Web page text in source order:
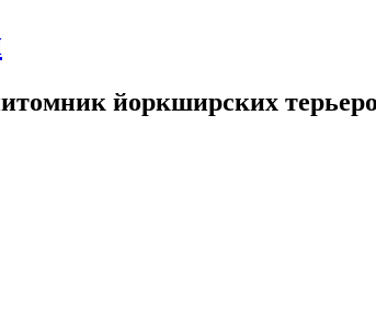
йоркширских